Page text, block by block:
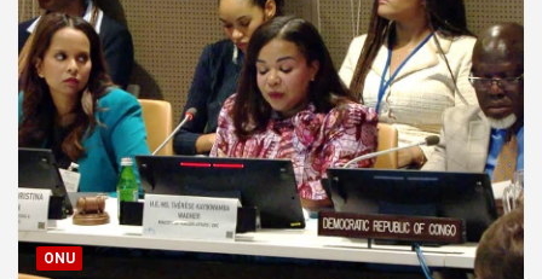
ONU